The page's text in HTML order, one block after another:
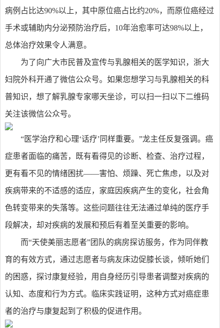
病例占比达90%以上，其中原位癌占比约20%，而原位癌经过
手术或辅助内分泌预防治疗后，10年治愈率可达98%以上，
总体治疗效果令人满意。
为了向广大市民普及宣传与乳腺相关的医学知识，浙大
妇院外科开通了微信公众号。如果您想学习与乳腺相关的科
普知识，想了解乳腺专家哪天坐诊，可以扫一扫以下二维码
关注该微信公众号。
“医学治疗和心理‘话疗’同样重要。”龙主任反复强调。癌
症患者面临的痛苦，既有看得见的诊断、检查、治疗过程，
更有看不见的情绪困扰——害怕、烦躁、死亡焦虑，以及对
疾病带来的不适感的适应，家庭因疾病产生的变化，社会角
色转变带来的失落等。这些问题往往无法通过单纯的医疗手
段解决，却对疾病的发展和预后有着至关重要的影响。
而“天使美丽志愿者”团队的病房探访服务，作为同伴教
育的有效方式，通过志愿者与病友床边促膝长谈，倾听她们
的困惑，探讨康复经验，用自身经历引导患者调整对疾病的
认知、态度和行为方式。临床实践证明，这种方式对癌症患
者的治疗与康复起到了积极的促进作用。